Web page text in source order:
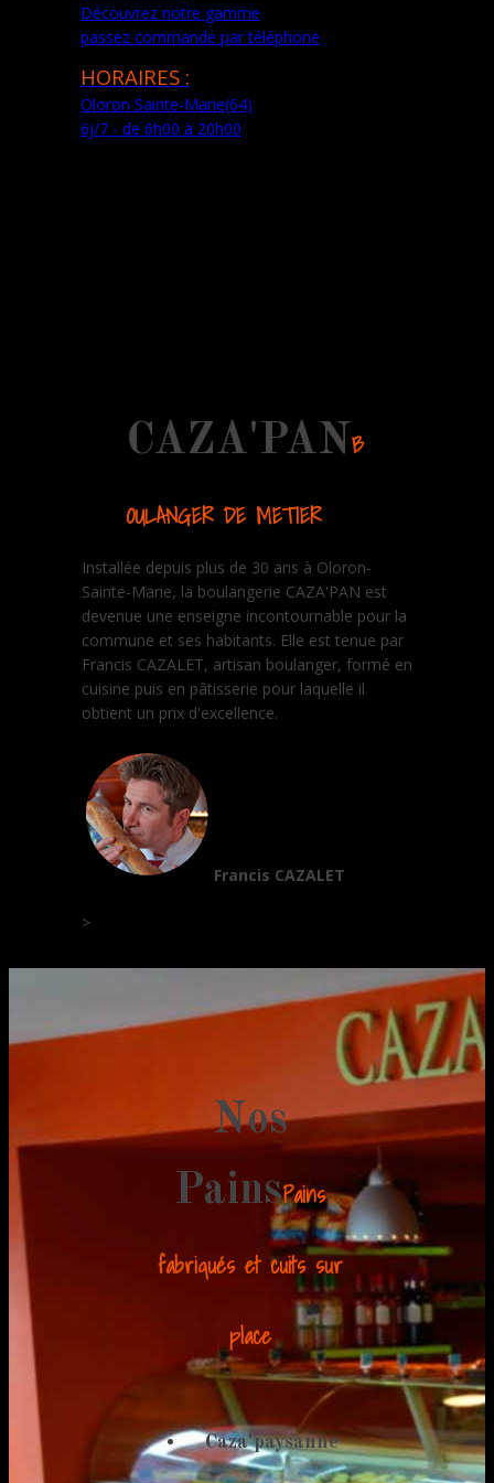
Découvrez notre gamme
passez commande par téléphone
HORAIRES :
Oloron Sainte-Marie(64)
6j/7 - de 6h00 à 20h00
CAZA'PANB
OULANGER DE METIER
Installée depuis plus de 30 ans à Oloron-
Sainte-Marie, la boulangerie CAZA'PAN est
devenue une enseigne incontournable pour la
commune et ses habitants. Elle est tenue par
Francis CAZALET, artisan boulanger, formé en
cuisine puis en pâtisserie pour laquelle il
obtient un prix d'excellence.
Francis CAZALET
>
Nos
PainsPains
fabriqués et cuits sur
place
Caza'paysanne